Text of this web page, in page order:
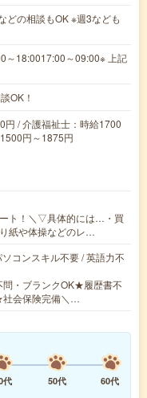
どの相談もOK ※週3なども
～18:0017:00～09:00※ 上記
OK！
/ 介護福祉士：時給1700
円～1875円
ト！＼▽具体的には…・買
紙や体操などのレ…
コンスキル不要 / 英語力不
・ブランクOK★履歴書不
社会保険完備＼…
代 50代
60代